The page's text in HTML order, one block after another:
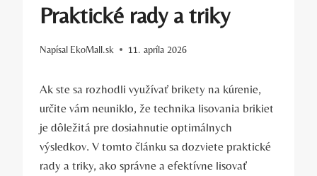
Praktické rady a triky
Napísal EkoMall.sk 11. apríla 2026
Ak ste ​sa‍ rozhodli využívať brikety na kúrenie,
určite vám neuniklo, že technika lisovania brikiet
je ‌dôležitá⁢ pre dosiahnutie optimálnych⁢
výsledkov. V tomto článku sa‍ dozviete praktické​
rady a triky, ako správne a ⁤efektívne lisovať